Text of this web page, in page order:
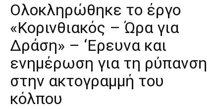
Ολοκληρώθηκε το έργο
«Κορινθιακός – Ώρα για
Δράση» – ‘Eρευνα και
ενημέρωση για τη ρύπανση
στην ακτογραμμή του
κόλπου